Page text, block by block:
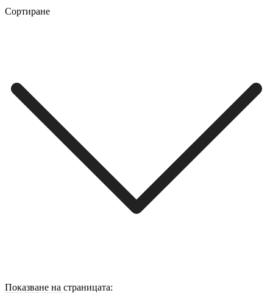
Сортиране
Показване на страницата: